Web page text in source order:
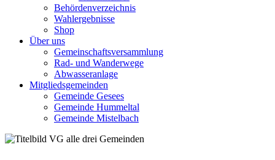
Behördenverzeichnis
Wahlergebnisse
Shop
Über uns
Gemeinschaftsversammlung
Rad- und Wanderwege
Abwasseranlage
Mitgliedsgemeinden
Gemeinde Gesees
Gemeinde Hummeltal
Gemeinde Mistelbach